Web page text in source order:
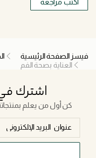
فيسز الصفحة الرئيسية
العناية بصحة الفم
اشترك في
كن أول من يعلم